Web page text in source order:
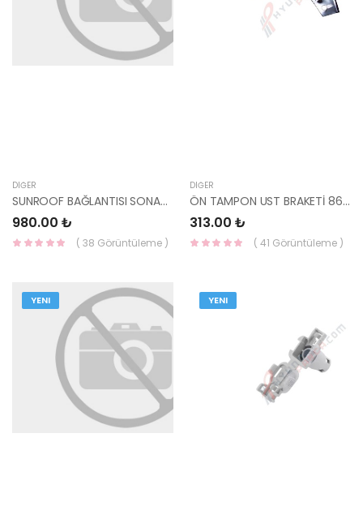
DIĞER
SUNROOF BAĞLANTISI SONATA 81642-38000-HMC
980.00 ₺
( 38 Görüntüleme )
DIĞER
ÖN TAMPON UST BRAKETİ 86585-25000-HMC
313.00 ₺
( 41 Görüntüleme )
YENI YENI